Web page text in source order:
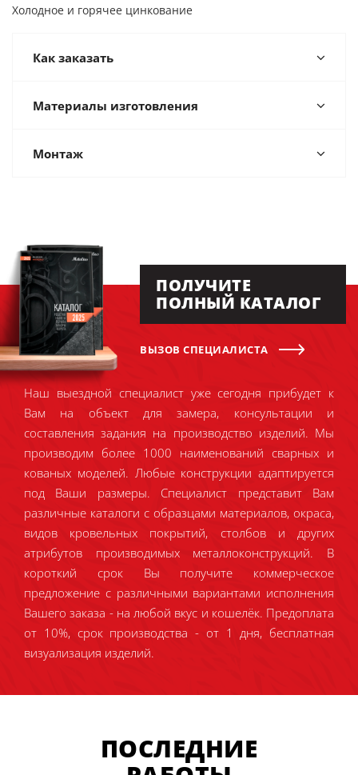
Холодное и горячее цинкование
Как заказать
Материалы изготовления
Монтаж
ПОЛУЧИТЕ
ПОЛНЫЙ КАТАЛОГ
ВЫЗОВ СПЕЦИАЛИСТА
Наш выездной специалист уже сегодня прибудет к
Вам на объект для замера, консультации и
составления задания на производство изделий. Мы
производим более 1000 наименований сварных и
кованых моделей. Любые конструкции адаптируется
под Ваши размеры. Специалист представит Вам
различные каталоги с образцами материалов, окраса,
видов кровельных покрытий, столбов и других
атрибутов производимых металлоконструкций. В
короткий срок Вы получите коммерческое
предложение с различными вариантами исполнения
Вашего заказа - на любой вкус и кошелёк. Предоплата
от 10%, срок производства - от 1 дня, бесплатная
визуализация изделий.
ПОСЛЕДНИЕ